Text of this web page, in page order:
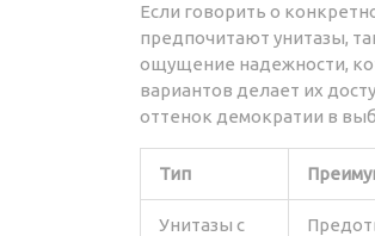
Если говорить о
предпочитают унитазы,
ощущение надежности,
вариантов делает их
оттенок демократии в
Тип
Унитазы с